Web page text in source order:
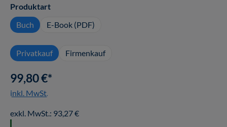
Produktartauswählen
Buch
E-Book (PDF)
Privatkauf Firmenkauf
99,80 €*
inkl. MwSt.
exkl. MwSt.: 93,27 €